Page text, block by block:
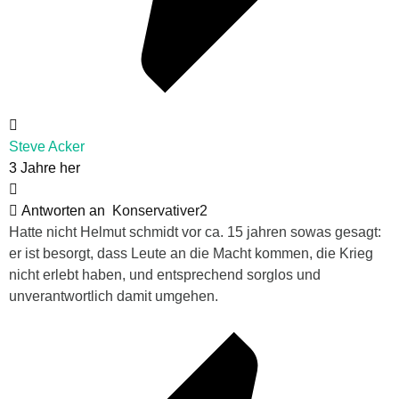
Steve Acker
3 Jahre her
Antworten an
Konservativer2
Hatte nicht Helmut schmidt vor ca. 15 jahren sowas gesagt:
er ist besorgt, dass Leute an die Macht kommen, die Krieg
nicht erlebt haben, und entsprechend sorglos und
unverantwortlich damit umgehen.